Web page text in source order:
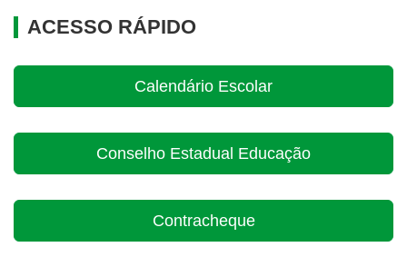
ACESSO RÁPIDO
Calendário Escolar
Conselho Estadual Educação
Contracheque